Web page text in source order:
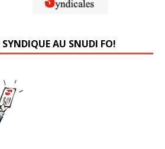
SYNDIQUE AU SNUDI FO!